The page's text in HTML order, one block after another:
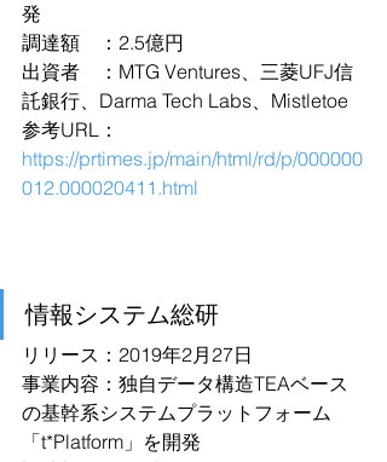
発
調達額　：2.5億円
出資者　：MTG Ventures、三菱UFJ信
託銀行、Darma Tech Labs、Mistletoe
参考URL：
https://prtimes.jp/main/html/rd/p/000000
012.000020411.html
情報システム総研
リリース：2019年2月27日
事業内容：独自データ構造TEAベース
の基幹系システムプラットフォーム
「t*Platform」を開発